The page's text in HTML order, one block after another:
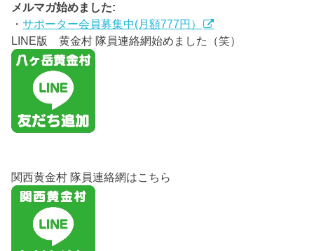
メルマガ始めました:
・サポーター会員募集中(月額777円）
LINE版 黄金村 隊員連絡網始めました（笑）
関西黄金村 隊員連絡網はこちら